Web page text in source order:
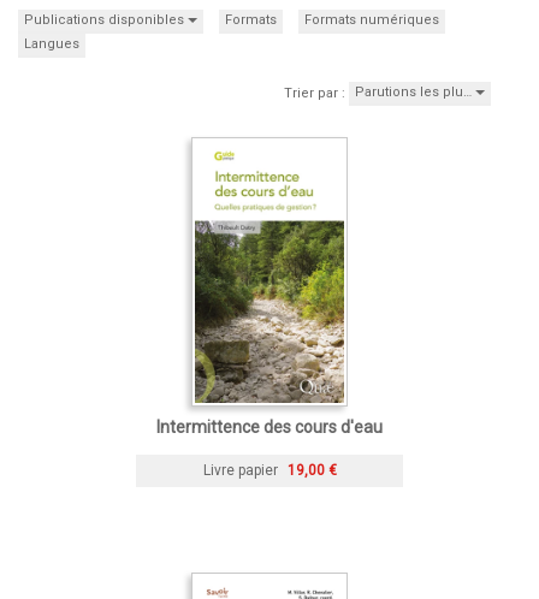
Publications disponibles Formats
Formats numériques
Langues
Trier par : Parutions les plu…
Intermittence des cours d'eau
Livre papier 19,00 €